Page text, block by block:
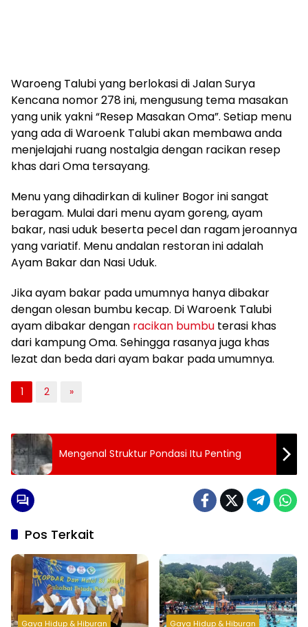
Waroeng Talubi yang berlokasi di Jalan Surya
Kencana nomor 278 ini, mengusung tema masakan
yang unik yakni “Resep Masakan Oma”. Setiap menu
yang ada di Waroenk Talubi akan membawa anda
menjelajahi ruang nostalgia dengan racikan resep
khas dari Oma tersayang.
Menu yang dihadirkan di kuliner Bogor ini sangat
beragam. Mulai dari menu ayam goreng, ayam
bakar, nasi uduk beserta pecel dan ragam jeroannya
yang variatif. Menu andalan restoran ini adalah
Ayam Bakar dan Nasi Uduk.
Jika ayam bakar pada umumnya hanya dibakar
dengan olesan bumbu kecap. Di Waroenk Talubi
ayam dibakar dengan racikan bumbu terasi khas
dari kampung Oma. Sehingga rasanya juga khas
lezat dan beda dari ayam bakar pada umumnya.
1 2 »
Mengenal Struktur Pondasi Itu Penting
Pos Terkait
Gaya Hidup & Hiburan Gaya Hidup & Hiburan